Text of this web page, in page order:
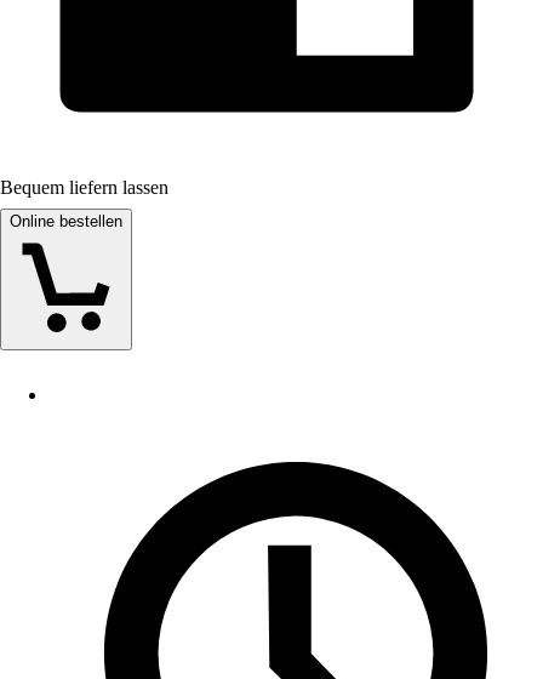
Bequem liefern lassen
Online bestellen